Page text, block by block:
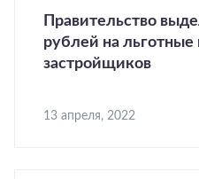
Правительство
рублей на
застройщиков
13 апреля, 2022